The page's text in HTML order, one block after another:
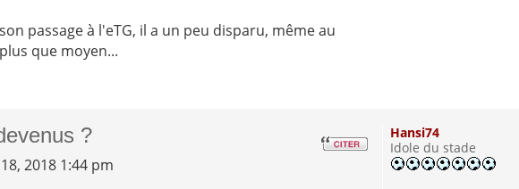
passage à l'eTG, il a un peu disparu, même au
que moyen...
?
2018 1:44 pm
Hansi74
Idole du stade